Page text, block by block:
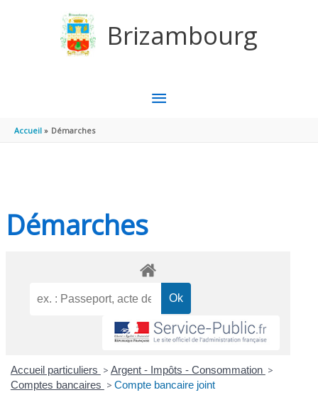
Brizambourg
MENU
Accueil Démarches
Démarches
Accueil particuliers > Argent - Impôts - Consommation >
Comptes bancaires > Compte bancaire joint